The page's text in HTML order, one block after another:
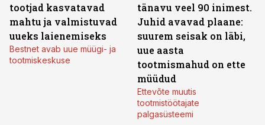
tootjad kasvatavad
mahtu ja valmistuvad
uueks laienemiseks
Bestnet avab uue müügi- ja
tootmiskeskuse
tänavu veel 90 inimest.
Juhid avavad plaane:
suurem seisak on läbi,
uue aasta
tootmismahud on ette
müüdud
Ettevõte muutis
tootmistöötajate
palgasüsteemi